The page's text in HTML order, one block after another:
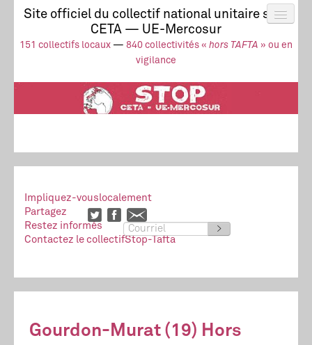
Site officiel du collectif national unitaire stop
CETA — UE-Mercosur
151 collectifs locaux — 840 collectivités « hors TAFTA » ou en
vigilance
Actus
UE-Mercosur
Stop à l’impunité !
TAFTA
CETA
Collectif
Impliquez-vouslocalement
Partagez
Restez informés
>
Contactez le collectifStop-Tafta
Gourdon-Murat (19) Hors